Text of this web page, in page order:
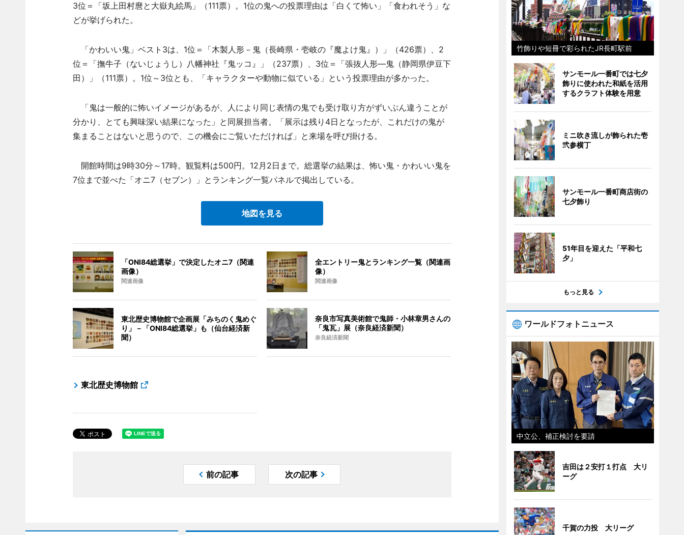
3位＝「坂上田村麿と大嶽丸絵馬」（111票）。1位の鬼への投票理由は「白くて怖い」「食われそう」な
どが挙げられた。
「かわいい鬼」ベスト3は、1位＝「木製人形－鬼（長崎県・壱岐の『魔よけ鬼』）」（426票）、2
位＝「撫牛子（ないじょうし）八幡神社『鬼ッコ』」（237票）、3位＝「張抜人形―鬼（静岡県伊豆下
田）」（111票）。1位～3位とも、「キャラクターや動物に似ている」という投票理由が多かった。
「鬼は一般的に怖いイメージがあるが、人により同じ表情の鬼でも受け取り方がずいぶん違うことが
分かり、とても興味深い結果になった」と同展担当者。「展示は残り4日となったが、これだけの鬼が
集まることはないと思うので、この機会にご覧いただければ」と来場を呼び掛ける。
開館時間は9時30分～17時。観覧料は500円。12月2日まで。総選挙の結果は、怖い鬼・かわいい鬼を
7位まで並べた「オニ7（セブン）」とランキング一覧パネルで掲出している。
地図を見る
「ONI84総選挙」で決定したオニ7（関連
画像）
関連画像
全エントリー鬼とランキング一覧（関連画
像）
関連画像
東北歴史博物館で企画展「みちのく鬼めぐ
り」－「ONI84総選挙」も（仙台経済新
聞）
奈良市写真美術館で鬼師・小林章男さんの
「鬼瓦」展（奈良経済新聞）
奈良経済新聞
東北歴史博物館
前の記事 次の記事
竹飾りや短冊で彩られたJR長町駅前
サンモール一番町では七夕
飾りに使われた和紙を活用
するクラフト体験を用意
ミニ吹き流しが飾られた壱
弐参横丁
サンモール一番町商店街の
七夕飾り
51年目を迎えた「平和七
夕」
もっと見る
ワールドフォトニュース
中立公、補正検討を要請
吉田は２安打１打点 大リ
ーグ
千賀の力投 大リーグ